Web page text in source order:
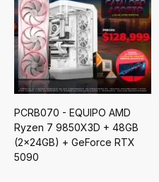
PCRB070 - EQUIPO AMD
Ryzen 7 9850X3D + 48GB
(2x24GB) + GeForce RTX
5090